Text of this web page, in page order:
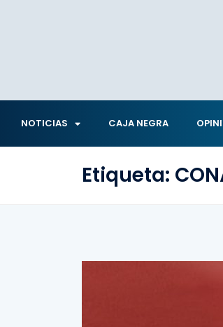
NOTICIAS CAJA NEGRA
Etiqueta: